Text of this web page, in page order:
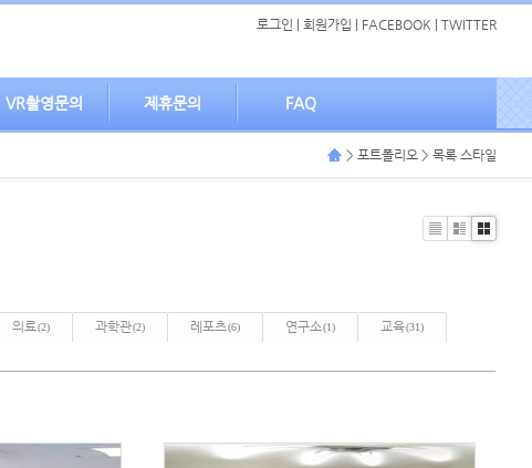
로그인 회원가입 FACEBOOK TWITTER
VR촬영문의 제휴문의 FAQ
> 포트폴리오 > 목록 스타일
의료(2) 과학관(2) 레포츠(6) 연구소(1) 교육(31)
List ZineGallery